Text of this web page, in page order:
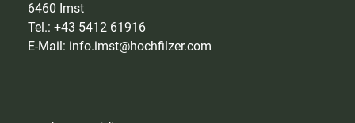
6460 Imst
Tel.: +43 5412 61916
E-Mail: info.imst@hochfilzer.com